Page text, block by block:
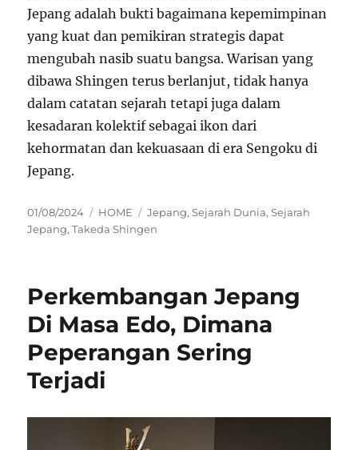
Jepang adalah bukti bagaimana kepemimpinan
yang kuat dan pemikiran strategis dapat
mengubah nasib suatu bangsa. Warisan yang
dibawa Shingen terus berlanjut, tidak hanya
dalam catatan sejarah tetapi juga dalam
kesadaran kolektif sebagai ikon dari
kehormatan dan kekuasaan di era Sengoku di
Jepang.
Posted
on
01/08/2024 Categories
HOME Tags
Jepang,Sejarah Dunia,Sejarah
Jepang,Takeda Shingen
Perkembangan Jepang
Di Masa Edo, Dimana
Peperangan Sering
Terjadi